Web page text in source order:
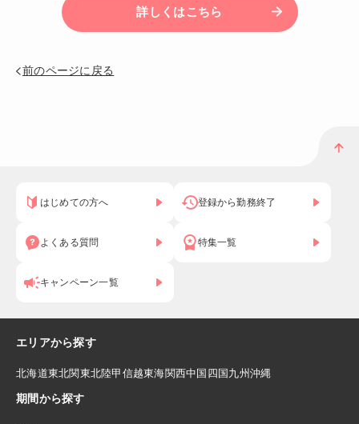
詳しくはこちら
前のページに戻る
はじめての方へ 登録から勤務終了
よくある質問 特集一覧
キャンペーン一覧
エリアから探す
北海道東北関東北陸甲信越東海関西中国 四国九州沖縄
期間から探す